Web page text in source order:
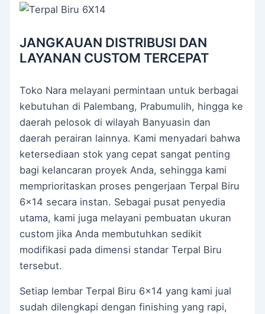
JANGKAUAN DISTRIBUSI DAN
LAYANAN CUSTOM TERCEPAT
Toko Nara melayani permintaan untuk berbagai
kebutuhan di Palembang, Prabumulih, hingga ke
daerah pelosok di wilayah Banyuasin dan
daerah perairan lainnya. Kami menyadari bahwa
ketersediaan stok yang cepat sangat penting
bagi kelancaran proyek Anda, sehingga kami
memprioritaskan proses pengerjaan Terpal Biru
6×14 secara instan. Sebagai pusat penyedia
utama, kami juga melayani pembuatan ukuran
custom jika Anda membutuhkan sedikit
modifikasi pada dimensi standar Terpal Biru
tersebut.
Setiap lembar Terpal Biru 6×14 yang kami jual
sudah dilengkapi dengan finishing yang rapi,